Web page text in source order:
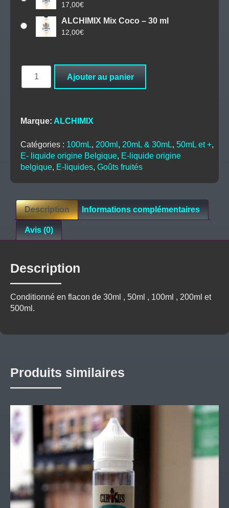
17,00€
ALCHIMIX Mix Coco – 30 ml
12,00€
Ajouter au panier
Marque: ALCHIMIX
Catégories : 100mL, 200ml , 20mL & 30mL, 50mL et +,
E- liquide origine Belgique, E-liquide origine
belgique, E-liquides, Goûts fruités
Description Informations complémentaires
Avis (0)
Description
Conditionné en flacon de 30ml , 50ml , 100ml , 200ml et
500ml.
Produits similaires